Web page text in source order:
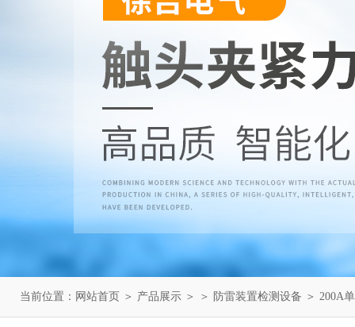
当前位置： 网站首页 ＞ 产品展示 ＞ ＞ 防雷装置检测设备 ＞ 200A